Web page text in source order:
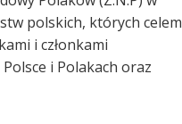
polskich, których celem
i członkami
i Polakach oraz